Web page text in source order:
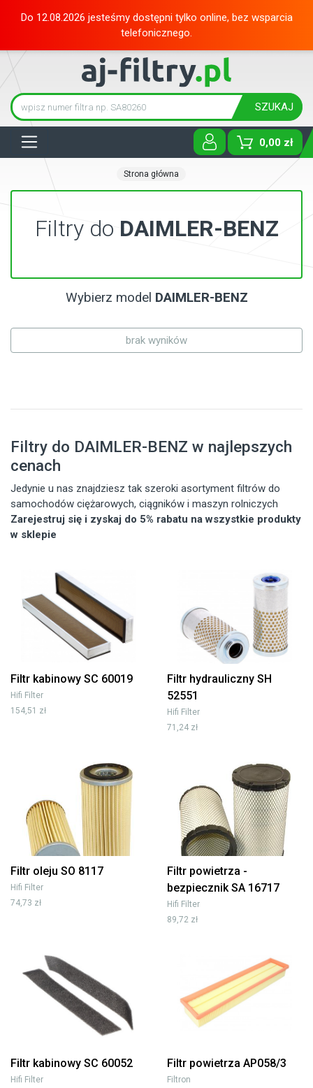
Do 12.08.2026 jesteśmy dostępni tylko online, bez wsparcia
telefonicznego.
SZUKAJ
0,00 zł
Strona główna
Filtry do DAIMLER-BENZ
Wybierz model DAIMLER-BENZ
brak wyników
Filtry do DAIMLER-BENZ w najlepszych
cenach
Jedynie u nas znajdziesz tak szeroki asortyment filtrów do
samochodów ciężarowych, ciągników i maszyn rolniczych
Zarejestruj się i zyskaj do 5% rabatu na wszystkie produkty
w sklepie
Filtr kabinowy SC 60019
Hifi Filter
154,51 zł
Filtr hydrauliczny SH
52551
Hifi Filter
71,24 zł
Filtr oleju SO 8117
Hifi Filter
74,73 zł
Filtr powietrza -
bezpiecznik SA 16717
Hifi Filter
89,72 zł
Filtr kabinowy SC 60052
Hifi Filter
Filtr powietrza AP058/3
Filtron